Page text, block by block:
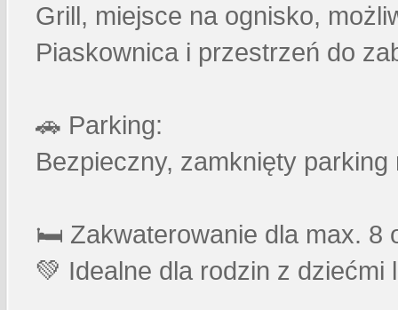
Grill, miejsce na ognisko,
Piaskownica i przestrzeń do
🚗 Parking:
Bezpieczny, zamknięty parking
🛏️ Zakwaterowanie dla max. 8
💚 Idealne dla rodzin z dziećmi